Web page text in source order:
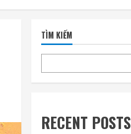
TÌM KIẾM
RECENT POSTS